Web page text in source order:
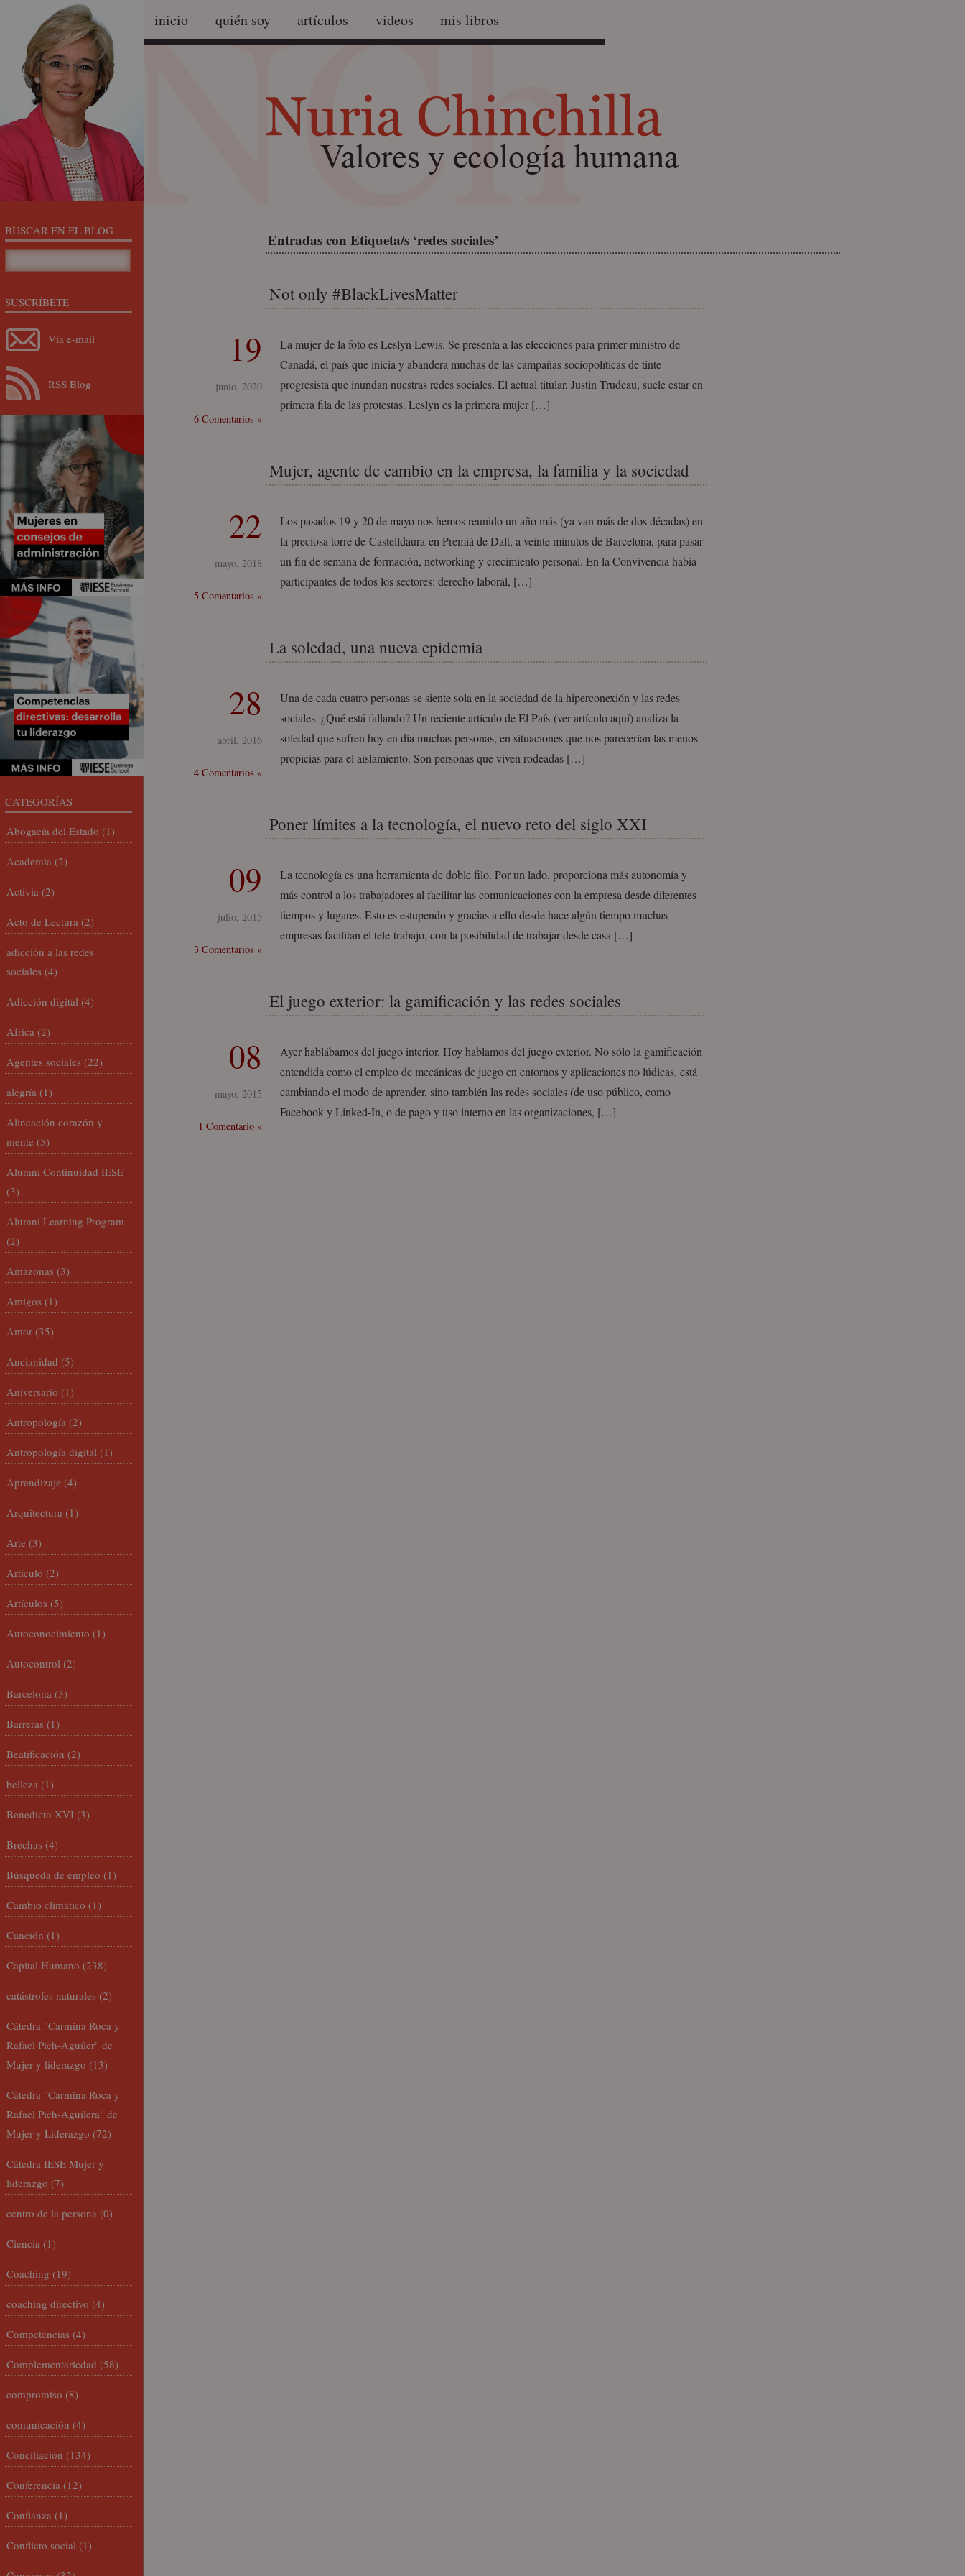
inicio quién soy artículos videos mis libros
Entradas con Etiqueta/s ‘redes sociales’
Not only #BlackLivesMatter
19
junio, 2020
6 Comentarios »
La mujer de la foto es Leslyn Lewis. Se presenta a las elecciones para primer ministro de
Canadá, el país que inicia y abandera muchas de las campañas sociopolíticas de tinte
progresista que inundan nuestras redes sociales. El actual titular, Justin Trudeau, suele estar en
primera fila de las protestas. Leslyn es la primera mujer […]
Mujer, agente de cambio en la empresa, la familia y la sociedad
22
mayo, 2018
5 Comentarios »
Los pasados 19 y 20 de mayo nos hemos reunido un año más (ya van más de dos décadas) en
la preciosa torre de Castelldaura en Premiá de Dalt, a veinte minutos de Barcelona, para pasar
un fin de semana de formación, networking y crecimiento personal. En la Convivencia había
participantes de todos los sectores: derecho laboral, […]
La soledad, una nueva epidemia
28
abril, 2016
4 Comentarios »
Una de cada cuatro personas se siente sola en la sociedad de la hiperconexión y las redes
sociales. ¿Qué está fallando? Un reciente artículo de El País (ver artículo aquí) analiza la
soledad que sufren hoy en día muchas personas, en situaciones que nos parecerían las menos
propicias para el aislamiento. Son personas que viven rodeadas […]
Poner límites a la tecnología, el nuevo reto del siglo XXI
09
julio, 2015
3 Comentarios »
La tecnología es una herramienta de doble filo. Por un lado, proporciona más autonomía y
más control a los trabajadores al facilitar las comunicaciones con la empresa desde diferentes
tiempos y lugares. Esto es estupendo y gracias a ello desde hace algún tiempo muchas
empresas facilitan el tele-trabajo, con la posibilidad de trabajar desde casa […]
El juego exterior: la gamificación y las redes sociales
08
mayo, 2015
1 Comentario »
Ayer hablábamos del juego interior. Hoy hablamos del juego exterior. No sólo la gamificación
entendida como el empleo de mecánicas de juego en entornos y aplicaciones no lúdicas, está
cambiando el modo de aprender, sino también las redes sociales (de uso público, como
Facebook y Linked-In, o de pago y uso interno en las organizaciones, […]
BUSCAR EN EL BLOG
SUSCRÍBETE
Vía e-mail
RSS Blog
CATEGORÍAS
Abogacía del Estado (1)
Academia (2)
Activia (2)
Acto de Lectura (2)
adicción a las redes
sociales (4)
Adicción digital (4)
Africa (2)
Agentes sociales (22)
alegría (1)
Alineación corazón y
mente (5)
Alumni Continuidad IESE
(3)
Alumni Learning Program
(2)
Amazonas (3)
Amigos (1)
Amor (35)
Ancianidad (5)
Aniversario (1)
Antropología (2)
Antropología digital (1)
Aprendizaje (4)
Arquitectura (1)
Arte (3)
Artículo (2)
Artículos (5)
Autoconocimiento (1)
Autocontrol (2)
Barcelona (3)
Barreras (1)
Beatificación (2)
belleza (1)
Benedicto XVI (3)
Brechas (4)
Búsqueda de empleo (1)
Cambio climático (1)
Canción (1)
Capital Humano (238)
catástrofes naturales (2)
Cátedra "Carmina Roca y
Rafael Pich-Aguiler" de
Mujer y liderazgo (13)
Cátedra "Carmina Roca y
Rafael Pich-Aguilera" de
Mujer y Liderazgo (72)
Cátedra IESE Mujer y
liderazgo (7)
centro de la persona (0)
Ciencia (1)
Coaching (19)
coaching directivo (4)
Competencias (4)
Complementariedad (58)
compromiso (8)
comunicación (4)
Conciliación (134)
Conferencia (12)
Confianza (1)
Conflicto social (1)